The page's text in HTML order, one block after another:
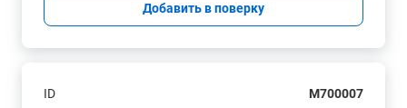
Добавить в поверку
ID
M700007